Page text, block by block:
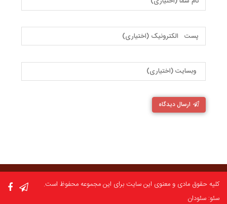
ارسال دیدگاه
کلیه حقوق مادی و معنوی این سایت برای این مجموعه محفوظ است.
سئو: سئودان